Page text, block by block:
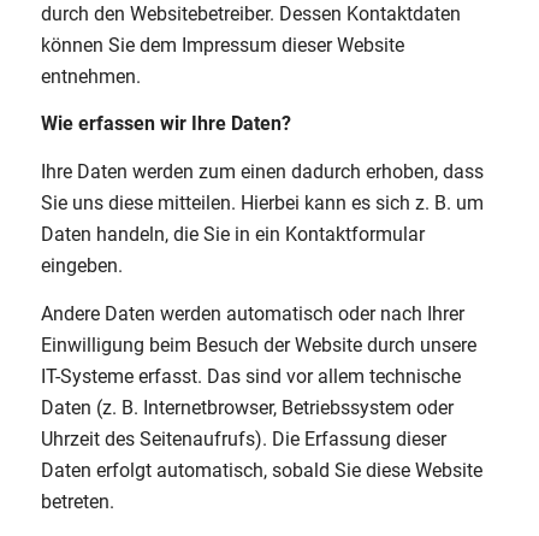
durch den Websitebetreiber. Dessen Kontaktdaten
können Sie dem Impressum dieser Website
entnehmen.
Wie erfassen wir Ihre Daten?
Ihre Daten werden zum einen dadurch erhoben, dass
Sie uns diese mitteilen. Hierbei kann es sich z. B. um
Daten handeln, die Sie in ein Kontaktformular
eingeben.
Andere Daten werden automatisch oder nach Ihrer
Einwilligung beim Besuch der Website durch unsere
IT-Systeme erfasst. Das sind vor allem technische
Daten (z. B. Internetbrowser, Betriebssystem oder
Uhrzeit des Seitenaufrufs). Die Erfassung dieser
Daten erfolgt automatisch, sobald Sie diese Website
betreten.